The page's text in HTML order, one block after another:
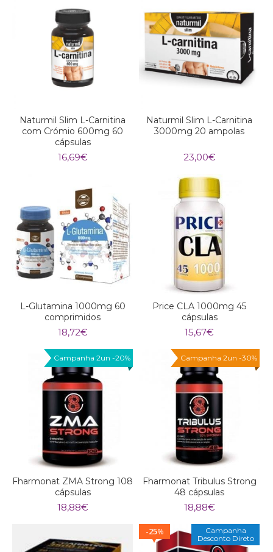
Naturmil Slim L-Carnitina
com Crómio 600mg 60
cápsulas
16,69€
Naturmil Slim L-Carnitina
3000mg 20 ampolas
23,00€
L-Glutamina 1000mg 60
comprimidos
18,72€
Price CLA 1000mg 45
cápsulas
15,67€
Campanha 2un -20%
Fharmonat ZMA Strong 108
cápsulas
18,88€
Campanha 2un -30%
Fharmonat Tribulus Strong
48 cápsulas
18,88€
Campanha
Desconto Direto
%
25